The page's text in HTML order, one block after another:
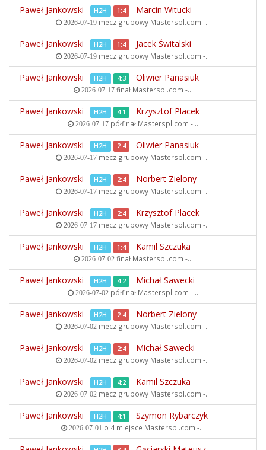
Paweł Jankowski H2H 1:4 Marcin Witucki
2026-07-19mecz grupowy Masterspl.com -...
Paweł Jankowski H2H 1:4 Jacek Świtalski
2026-07-19mecz grupowy Masterspl.com -...
Paweł Jankowski H2H 4:3 Oliwier Panasiuk
2026-07-17finał Masterspl.com -...
Paweł Jankowski H2H 4:1 Krzysztof Placek
2026-07-17 półfinał Masterspl.com -...
Paweł Jankowski H2H 2:4 Oliwier Panasiuk
2026-07-17mecz grupowy Masterspl.com -...
Paweł Jankowski H2H 2:4 Norbert Zielony
2026-07-17mecz grupowy Masterspl.com -...
Paweł Jankowski H2H 2:4 Krzysztof Placek
2026-07-17mecz grupowy Masterspl.com -...
Paweł Jankowski H2H 1:4 Kamil Szczuka
2026-07-02finał Masterspl.com -...
Paweł Jankowski H2H 4:2 Michał Sawecki
2026-07-02 półfinał Masterspl.com -...
Paweł Jankowski H2H 2:4 Norbert Zielony
2026-07-02mecz grupowy Masterspl.com -...
Paweł Jankowski H2H 2:4 Michał Sawecki
2026-07-02mecz grupowy Masterspl.com -...
Paweł Jankowski H2H 4:2 Kamil Szczuka
2026-07-02mecz grupowy Masterspl.com -...
Paweł Jankowski H2H 4:1 Szymon Rybarczyk
2026-07-01 o 4 miejsce Masterspl.com -...